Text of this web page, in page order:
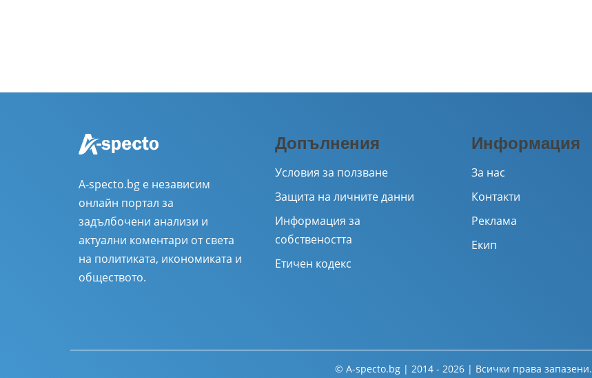
A-specto.bg е независим
онлайн портал за
задълбочени анализи и
актуални коментари от света
на политиката, икономиката и
обществото.
Допълнения
Условия за ползване
Защита на личните данни
Информация за
собствеността
Етичен кодекс
Информация
За нас
Контакти
Реклама
Екип
© A-specto.bg | 2014 - 2026 | Всички права запазени.